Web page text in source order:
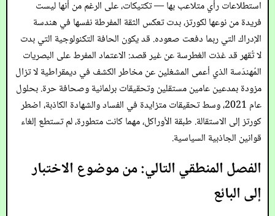
استطلاعات رأي متلاعب بها — تكتيكات، على الرغم من أنها ليست
فريدة من نوعها لكورتز، بدت تعكس الثقة المفرطة نفسها في هندسة
الإدراك التي ربما دفعت صعوده. قد يكون الحافة التكنولوجية التي بدت
لا تُقهر قد غذت الغطرسة عن غير قصد: الاعتماد المفرط على البصريات
المُهندَسة الذي أعمى المشغلين عن مخاطر الكشف في ديمقراطية لا تزال
مزودة بمدعين عامين مستقلين وتحقيقات برلمانية وصحافة حرة. بحلول
عام 2021، وسط تحقيقات متزايدة في الفساد والشهادة الكاذبة، اضطر
كورتز إلى الاستقالة. طبقة الأوراكل، مهما كانت متطورة، لم تستطع إلغاء
قوانين الجاذبية السياسية.
الفصل المنطقي التالي: من موضوع الاختبار
إلى البائع